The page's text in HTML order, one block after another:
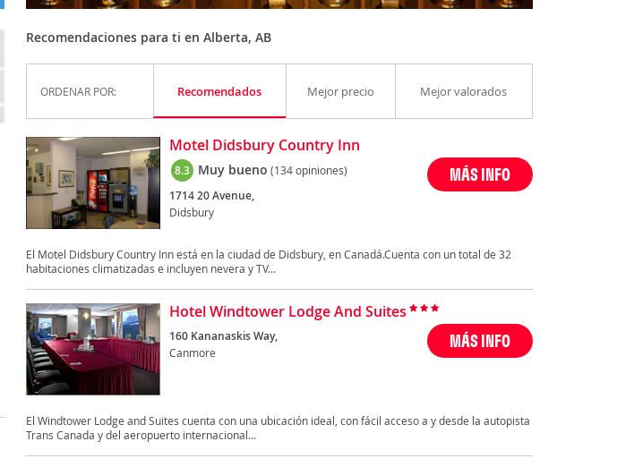
Recomendaciones para ti en Alberta, AB
ORDENAR POR: Recomendados Mejor precio Mejor valorados
Motel Didsbury Country Inn
8.3 Muy bueno (134 opiniones)
1714 20 Avenue,
Didsbury
MÁS INFO
El Motel Didsbury Country Inn está en la ciudad de Didsbury, en Canadá.Cuenta con un total de 32
habitaciones climatizadas e incluyen nevera y TV...
Hotel Windtower Lodge And Suites
160 Kananaskis Way,
Canmore
MÁS INFO
El Windtower Lodge and Suites cuenta con una ubicación ideal, con fácil acceso a y desde la autopista
Trans Canada y del aeropuerto internacional...